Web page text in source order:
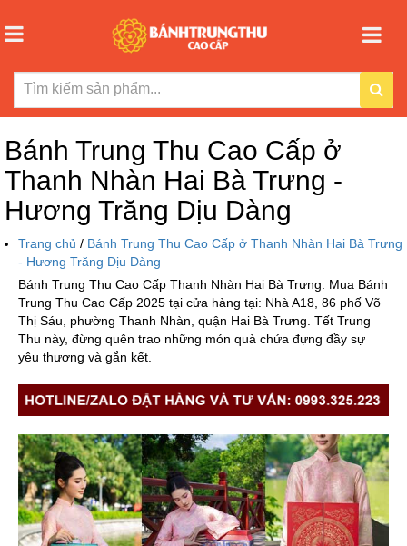
Bánh Trung Thu Cao Cấp ở
Thanh Nhàn Hai Bà Trưng -
Hương Trăng Dịu Dàng
Trang chủ / Bánh Trung Thu Cao Cấp ở Thanh Nhàn Hai Bà Trưng
- Hương Trăng Dịu Dàng
Bánh Trung Thu Cao Cấp Thanh Nhàn Hai Bà Trưng. Mua Bánh
Trung Thu Cao Cấp 2025 tại cửa hàng tại: Nhà A18, 86 phố Võ
Thị Sáu, phường Thanh Nhàn, quận Hai Bà Trưng. Tết Trung
Thu này, đừng quên trao những món quà chứa đựng đầy sự
yêu thương và gắn kết.